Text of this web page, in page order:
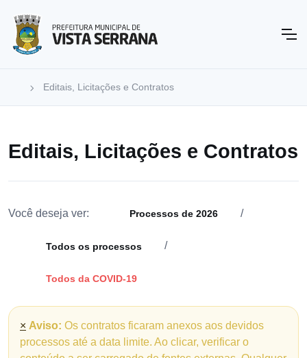
Editais, Licitações e Contratos
Editais, Licitações e Contratos
Você deseja ver: Processos de 2026 /
Todos os processos /
Todos da COVID-19
× Aviso: Os contratos ficaram anexos aos devidos
processos até a data limite. Ao clicar, verificar o